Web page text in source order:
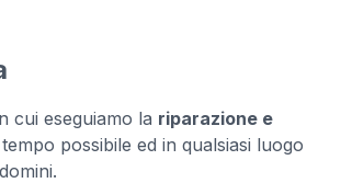
cui eseguiamo la riparazione e
possibile ed in qualsiasi luogo